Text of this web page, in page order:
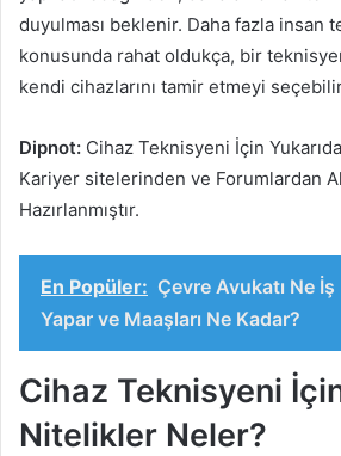
duyulması beklenir. Daha fazla insan
konusunda rahat oldukça, bir
kendi cihazlarını tamir etmeyi
Dipnot: Cihaz Teknisyeni İçin
Kariyer sitelerinden ve Forumlardan
Hazırlanmıştır.
En Popüler: Çevre Avukatı Ne İş
Yapar ve Maaşları Ne Kadar?
Cihaz Teknisyeni
Nitelikler Neler?